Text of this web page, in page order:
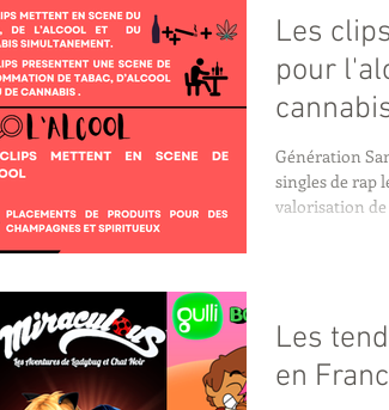
sociaux. Plus
identifiés !
par la Ligue
Les
pour
Génération
singles de rap
valorisation de
au rap. Quand
addictifs a un
Les
en